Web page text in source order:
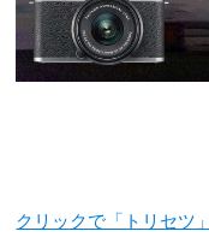
クリックで「トリセツ